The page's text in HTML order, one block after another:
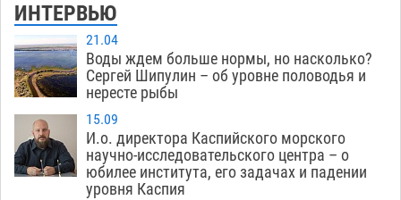
ИНТЕРВЬЮ
21.04
Воды ждем больше нормы, но насколько?
Сергей Шипулин – об уровне половодья и
нересте рыбы
15.09
И.о. директора Каспийского морского
научно-исследовательского центра – о
юбилее института, его задачах и падении
уровня Каспия